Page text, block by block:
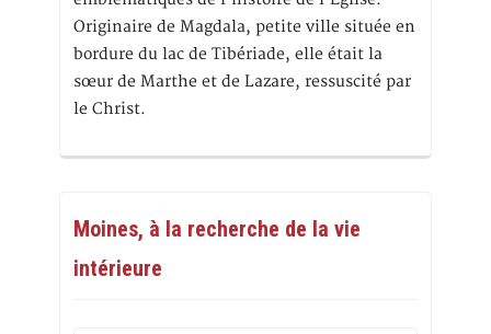
Originaire de Magdala, petite ville située en
bordure du lac de Tibériade, elle était la
sœur de Marthe et de Lazare, ressuscité par
le Christ.
Moines, à la recherche de la vie
intérieure